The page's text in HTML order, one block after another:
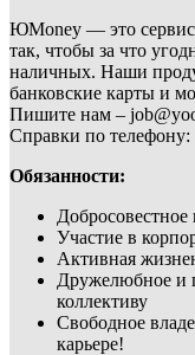
ЮMoney — это
так, чтобы за что
наличных. Наши
банковские карты и
Пишите нам –
Справки по телефону:
Обязанности:
Участие в
Активная
Дружелюбное и
коллективу
Свободное
карьере!